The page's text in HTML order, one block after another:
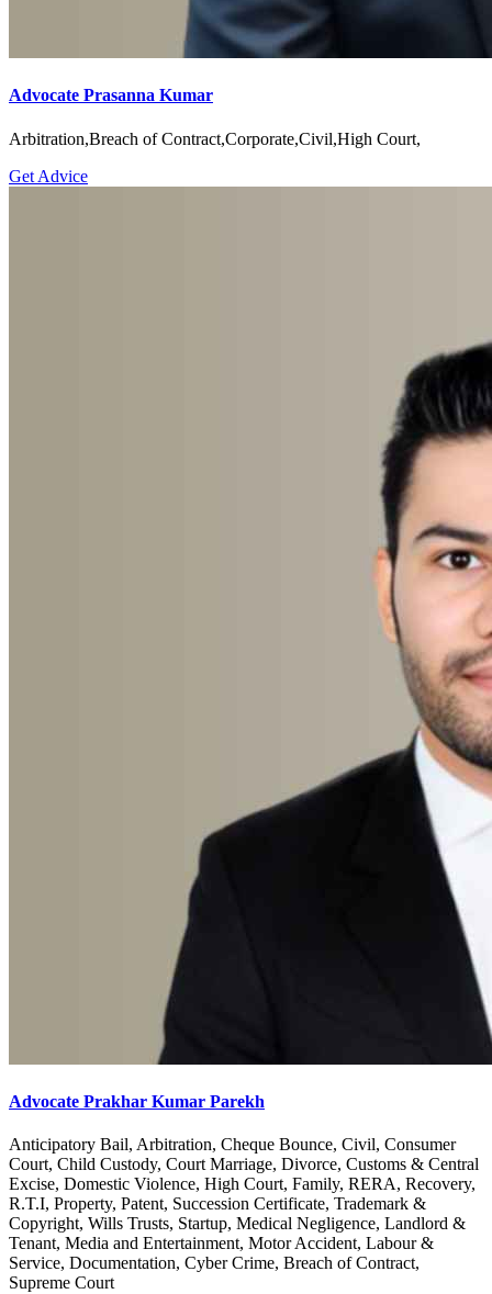
Advocate Prasanna Kumar
Arbitration,Breach of Contract,Corporate,Civil,High Court,
Get Advice
Advocate Prakhar Kumar Parekh
Anticipatory Bail, Arbitration, Cheque Bounce, Civil, Consumer
Court, Child Custody, Court Marriage, Divorce, Customs & Central
Excise, Domestic Violence, High Court, Family, RERA, Recovery,
R.T.I, Property, Patent, Succession Certificate, Trademark &
Copyright, Wills Trusts, Startup, Medical Negligence, Landlord &
Tenant, Media and Entertainment, Motor Accident, Labour &
Service, Documentation, Cyber Crime, Breach of Contract,
Supreme Court